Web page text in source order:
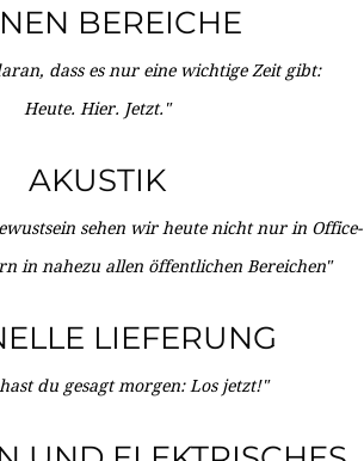
BEREICHE
dass es nur eine wichtige Zeit gibt:
Heute. Hier. Jetzt."
AKUSTIK
sehen wir heute nicht nur in Office-
in nahezu allen öffentlichen Bereichen"
LIEFERUNG
du gesagt morgen: Los jetzt!"